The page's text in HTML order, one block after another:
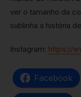
ver o tamanho da
sublinha a história
Instagram: https://
Facebook